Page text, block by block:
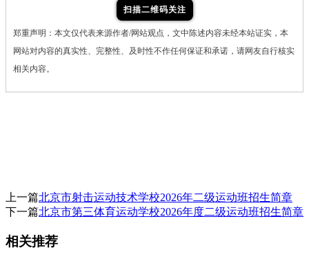
扫描二维码关注
郑重声明：本文仅代表来源作者/网站观点，文中陈述内容未经本站证实，本
网站对内容的真实性、完整性、及时性不作任何保证和承诺，请网友自行核实
相关内容。
上一篇北京市射击运动技术学校2026年二级运动班招生简章
下一篇北京市第三体育运动学校2026年度二级运动班招生简章
相关推荐